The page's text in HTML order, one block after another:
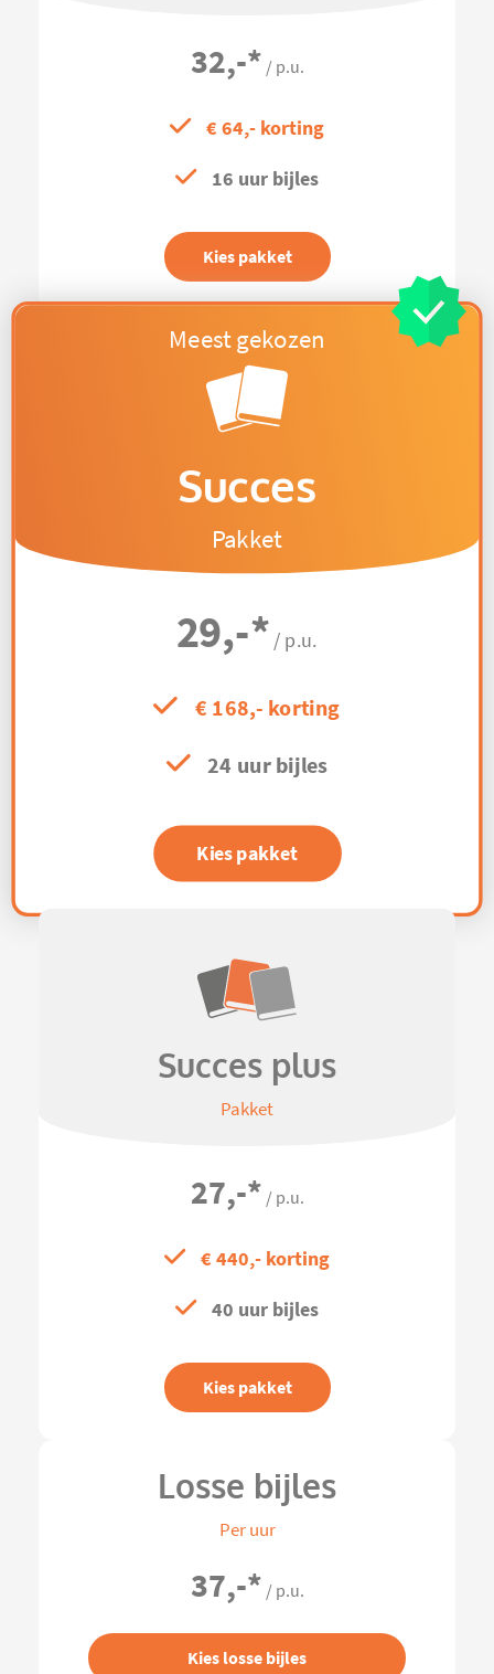
32,-* / p.u.
€ 64,- korting
16 uur bijles
Kies pakket
Succes
Pakket
29,-* / p.u.
€ 168,- korting
24 uur bijles
Kies pakket
Succes plus
Pakket
27,-* / p.u.
€ 440,- korting
40 uur bijles
Kies pakket
Losse bijles
Per uur
37,-* / p.u.
Kies losse bijles